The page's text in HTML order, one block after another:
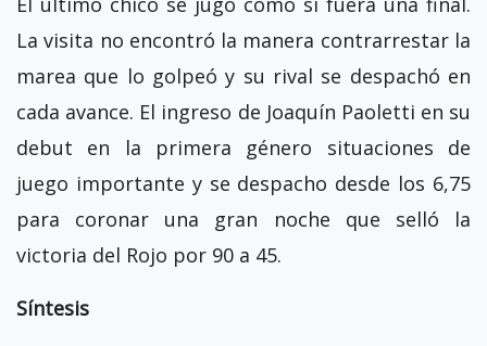
La visita no encontró la manera contrarrestar la
marea que lo golpeó y su rival se despachó en
cada avance. El ingreso de Joaquín Paoletti en su
debut en la primera género situaciones de
juego importante y se despacho desde los 6,75
para coronar una gran noche que selló la
victoria del Rojo por 90 a 45.
Síntesis